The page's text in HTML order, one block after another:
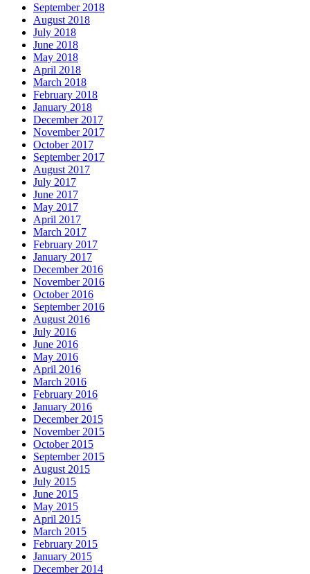
September 2018
August 2018
July 2018
June 2018
May 2018
April 2018
March 2018
February 2018
January 2018
December 2017
November 2017
October 2017
September 2017
August 2017
July 2017
June 2017
May 2017
April 2017
March 2017
February 2017
January 2017
December 2016
November 2016
October 2016
September 2016
August 2016
July 2016
June 2016
May 2016
April 2016
March 2016
February 2016
January 2016
December 2015
November 2015
October 2015
September 2015
August 2015
July 2015
June 2015
May 2015
April 2015
March 2015
February 2015
January 2015
December 2014